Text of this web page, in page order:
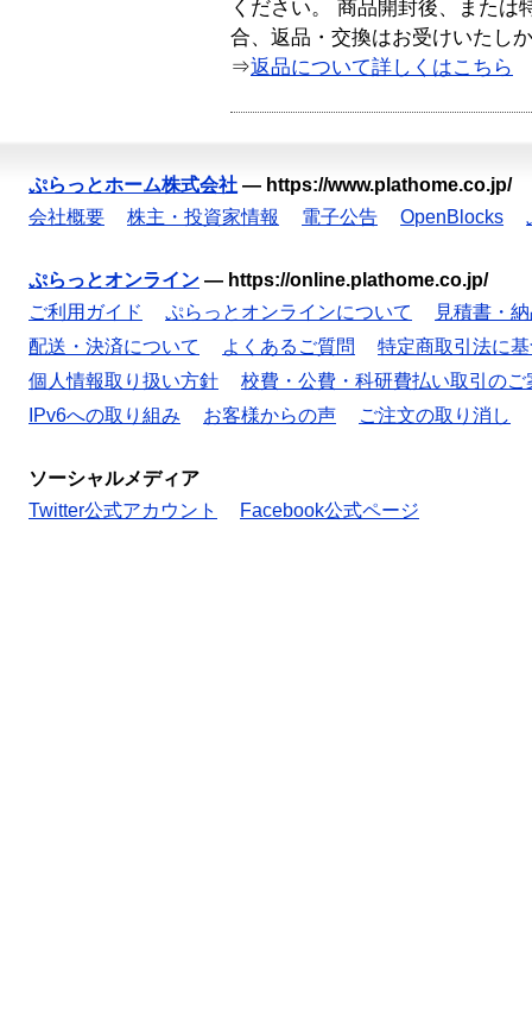
ください。 商品開封後、または
合、返品・交換はお受けいたし
⇒返品について詳しくはこちら
ぷらっとホーム株式会社 — https://www.plathome.co.jp/
会社概要
株主・投資家情報 電子公告 OpenBlocks
ぷらっとオンライン — https://online.plathome.co.jp/
ご利用ガイド
ぷらっとオンラインについて
見積書・
配送・決済について
よくあるご質問
特定商取引法に
個人情報取り扱い方針
校費・公費・科研費払い取引のご
IPv6への取り組み
お客様からの声 ご注文の取り消し
ソーシャルメディア
Twitter公式アカウント
Facebook公式ページ